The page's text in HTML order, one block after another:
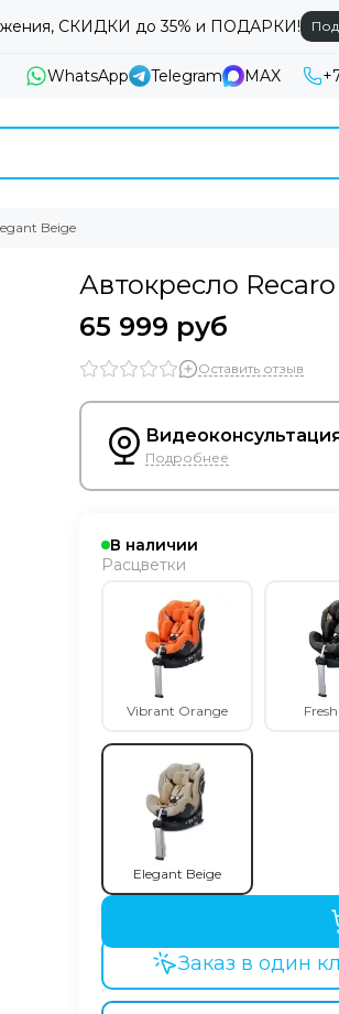
СКИДКИ до 35% и ПОДАРКИ!
WhatsApp Telegram MAX
Beige
Автокресло
65 999 руб
Оставить отзыв
Подробнее
В наличии
Расцветки
Vibrant Orange
Elegant Beige
Заказ в один